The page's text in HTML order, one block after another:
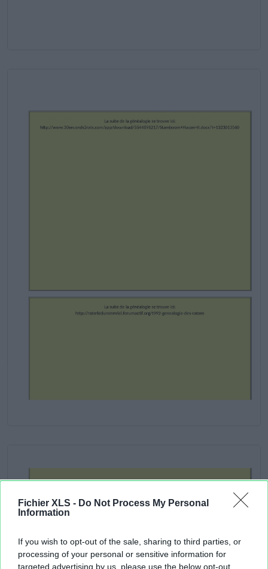
Fichier XLS - Do Not Process My Personal
Information
If you wish to opt-out of the sale, sharing to third parties, or
processing of your personal or sensitive information for
targeted advertising by us, please use the below opt-out